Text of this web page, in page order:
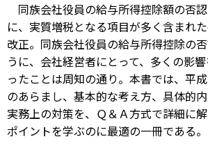
同族会社役員の給与所得控除額の否
に、実質増税となる項目が多く含まれ
改正。同族会社役員の給与所得控除の
うに、会社経営者にとって、多くの影
ったことは周知の通り。本書では、平
のあらまし、基本的な考え方、具体的内
実務上の対策を、Ｑ＆Ａ方式で詳細に
ポイントを学ぶのに最適の一冊である。